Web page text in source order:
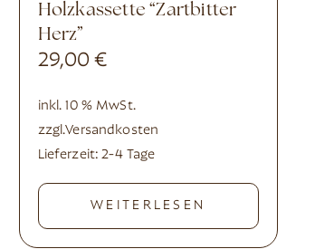
Holzkassette “Zartbitter
Herz”
29,00 €
inkl. 10 % MwSt.
zzgl.Versandkosten
Lieferzeit:2-4 Tage
WEITERLESEN